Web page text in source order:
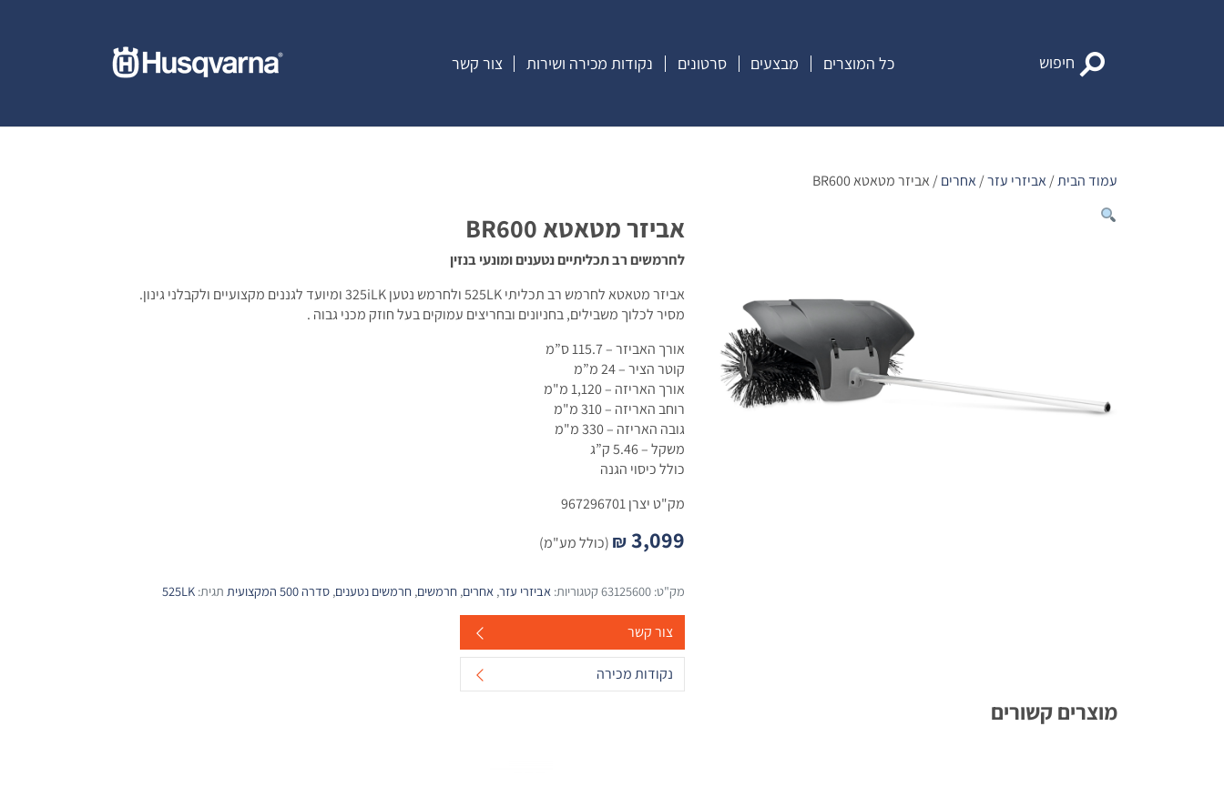
חיפוש כל המוצרים מבצעים סרטונים נקודות מכירה ושירות צור קשר
עמוד הבית/אביזרי עזר/אחרים/ אביזר מטאטא BR600
אביזר מטאטא BR600
לחרמשים רב תכליתיים נטענים ומונעי בנזין
אביזר מטאטא לחרמש רב תכליתי 525LK ולחרמש נטען 325iLK ומיועד לגננים מקצועיים ולקבלני גינון.
מסיר לכלוך משבילים, בחניונים ובחריצים עמוקים בעל חוזק מכני גבוה .
אורך האביזר – 115.7 ס”מ
קוטר הציר – 24 מ”מ
אורך האריזה – 1,120 מ"מ
רוחב האריזה – 310 מ"מ
גובה האריזה – 330 מ"מ
משקל – 5.46 ק”ג
כולל כיסוי הגנה
מק"ט יצרן 967296701
₪3,099 (כולל מע"מ)
מק"ט: 63125600 קטגוריות: אביזרי עזר, אחרים, חרמשים, חרמשים נטענים, סדרה 500 המקצועית תגית: 525LK
צור קשר
נקודות מכירה
מוצרים קשורים